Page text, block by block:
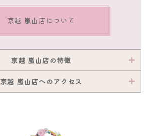
京越 嵐山店について
京越 嵐山店の特徴
京越 嵐山店へのアクセス